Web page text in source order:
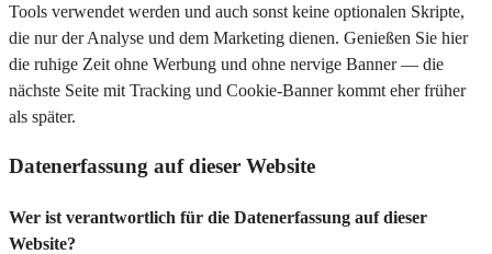
Tools verwendet werden und auch sonst keine optionalen Skripte,
die nur der Analyse und dem Marketing dienen. Genießen Sie hier
die ruhige Zeit ohne Werbung und ohne nervige Banner — die
nächste Seite mit Tracking und Cookie-Banner kommt eher früher
als später.
Datenerfassung auf dieser Website
Wer ist verantwortlich für die Datenerfassung auf dieser
Website?